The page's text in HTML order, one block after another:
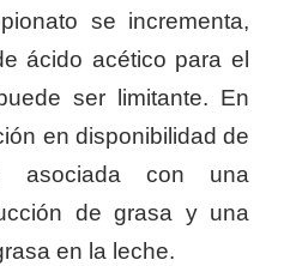
se incrementa,
ácido acético para el
ser limitante. En
en disponibilidad de
asociada con una
de grasa y una
en la leche.